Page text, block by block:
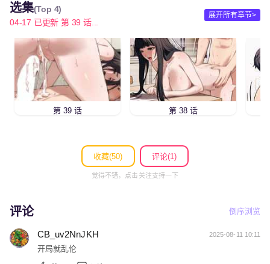
选集(Top 4)
04-17 已更新 第 39 话...
展开所有章节>
第 39 话 第 38 话
收藏(50) 评论(1)
觉得不错，点击关注支持一下
评论 倒序浏览
CB_uv2NnJKH 2025-08-11 10:11
开局就乱伦